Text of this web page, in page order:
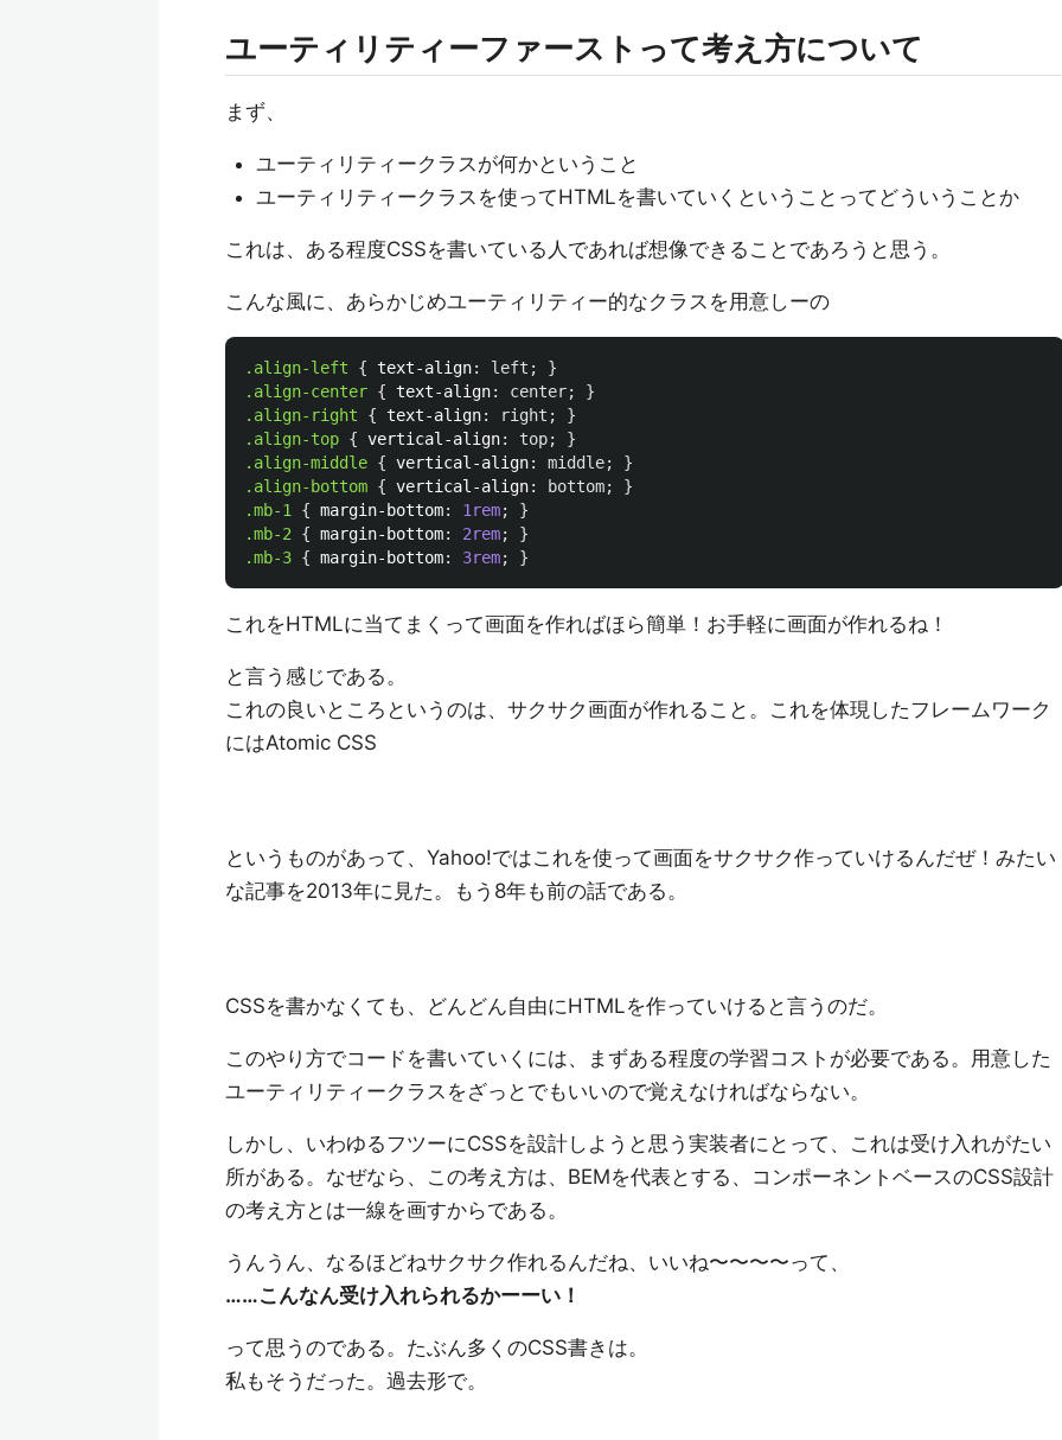
ユーティリティーファーストって考え方について
まず、
ユーティリティークラスが何かということ
ユーティリティークラスを使ってHTMLを書いていくということってどういうことか
これは、ある程度CSSを書いている人であれば想像できることであろうと思う。
こんな風に、あらかじめユーティリティー的なクラスを用意しーの
.align-left { text-align: left ;
}
.align-center { text-align: center;
}
.align-right
{ text-align: right ;
}
.align-top { vertical-align: top;
}
.align-middle { vertical-align: middle;
}
.align-bottom { vertical-align: bottom;
}
.mb-1
{ margin-bottom: 1rem;
}
.mb-2
{ margin-bottom: 2rem;
}
.mb-3 { margin-bottom: 3rem; }
これをHTMLに当てまくって画面を作ればほら簡単！お手軽に画面が作れるね！
と言う感じである。
これの良いところというのは、サクサク画面が作れること。これを体現したフレームワーク
にはAtomic CSS
というものがあって、Yahoo!ではこれを使って画面をサクサク作っていけるんだぜ！みたい
な記事を2013年に見た。もう8年も前の話である。
CSSを書かなくても、どんどん自由にHTMLを作っていけると言うのだ。
このやり方でコードを書いていくには、まずある程度の学習コストが必要である。用意した
ユーティリティークラスをざっとでもいいので覚えなければならない。
しかし、いわゆるフツーにCSSを設計しようと思う実装者にとって、これは受け入れがたい
所がある。なぜなら、この考え方は、BEMを代表とする、コンポーネントベースのCSS設計
の考え方とは一線を画すからである。
うんうん、なるほどねサクサク作れるんだね、いいね〜〜〜〜って、
……こんなん受け入れられるかーーい！
って思うのである。たぶん多くのCSS書きは。
私もそうだった。過去形で。